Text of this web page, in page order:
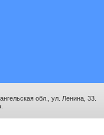
обл., ул. Ленина, 33.